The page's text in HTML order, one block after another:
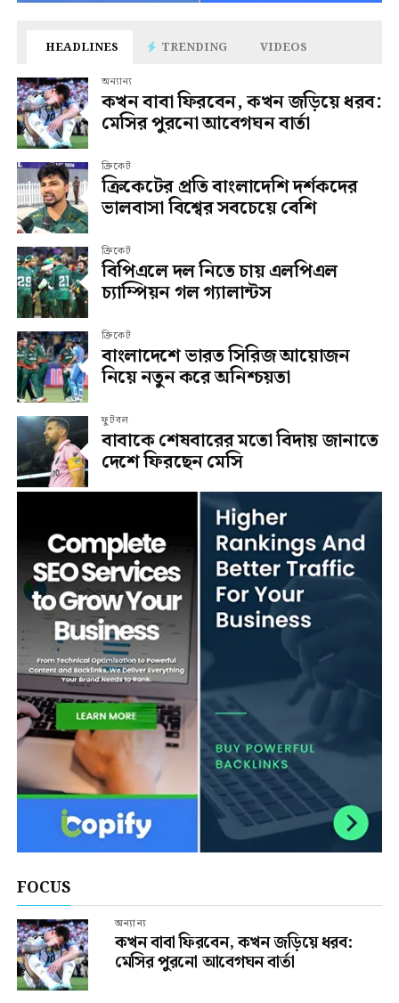
HEADLINES TRENDING VIDEOS
অন্যান্য
কখন বাবা ফিরবেন, কখন জড়িয়ে ধরব:
মেসির পুরনো আবেগঘন বার্তা
ক্রিকেট
ক্রিকেটের প্রতি বাংলাদেশি দর্শকদের
ভালবাসা বিশ্বের সবচেয়ে বেশি
ক্রিকেট
বিপিএলে দল নিতে চায় এলপিএল
চ্যাম্পিয়ন গল গ্যালান্টস
ক্রিকেট
বাংলাদেশে ভারত সিরিজ আয়োজন
নিয়ে নতুন করে অনিশ্চয়তা
ফুটবল
বাবাকে শেষবারের মতো বিদায় জানাতে
দেশে ফিরছেন মেসি
FOCUS
অন্যান্য
কখন বাবা ফিরবেন, কখন জড়িয়ে ধরব:
মেসির পুরনো আবেগঘন বার্তা